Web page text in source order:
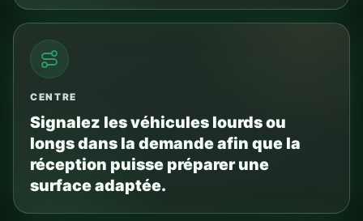
CENTRE
Signalez les véhicules lourds ou
longs dans la demande afin que la
réception puisse préparer une
surface adaptée.